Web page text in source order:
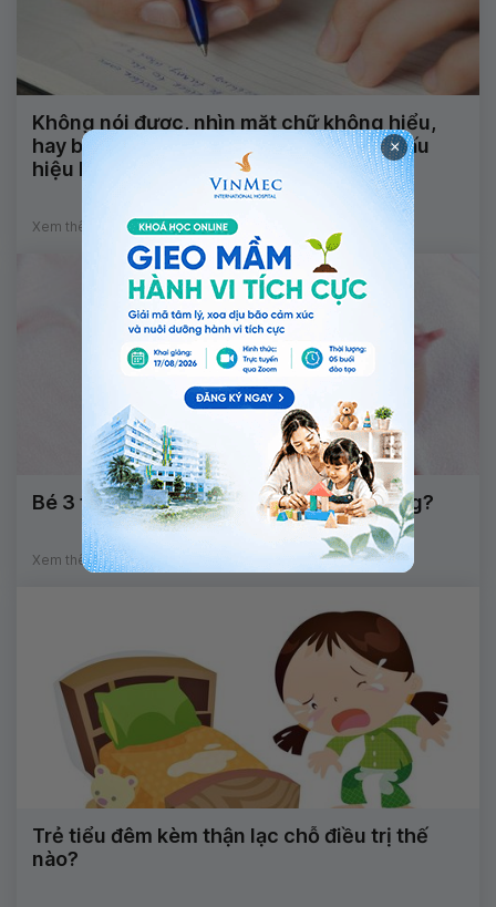
Không nói được, nhìn mặt chữ không hiểu,
hay bị động kinh và tê đầu ngón tay là dấu
hiệu bệnh gì?
Xem thêm
Bé 3 tháng có thể mổ tinh hoàn ẩn không?
Xem thêm
Trẻ tiểu đêm kèm thận lạc chỗ điều trị thế
nào?
×